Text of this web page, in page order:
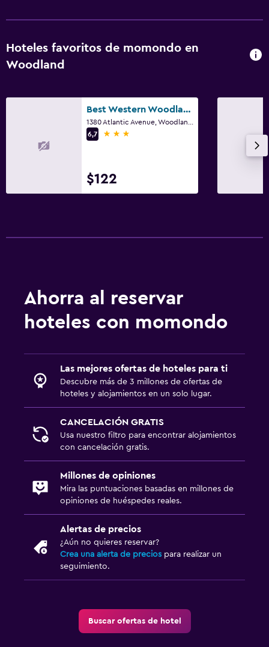
Hoteles favoritos de momondo en
Woodland
Best Western Woodland Inn
6,7
3 estrellas
$122
Ahorra al reservar
hoteles con momondo
Las mejores ofertas de hoteles para ti
Descubre más de 3 millones de ofertas de
hoteles y alojamientos en un solo lugar.
CANCELACIÓN GRATIS
Usa nuestro filtro para encontrar alojamientos
con cancelación gratis.
Millones de opiniones
Mira las puntuaciones basadas en millones de
opiniones de huéspedes reales.
Alertas de precios
¿Aún no quieres reservar?
Crea una alerta de precios para realizar un
seguimiento.
Buscar ofertas de hotel